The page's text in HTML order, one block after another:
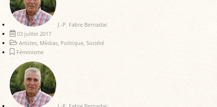
J.-P. Fabre Bernadac
03 juillet 2017
Articles Médias Politique Société
Féminisme